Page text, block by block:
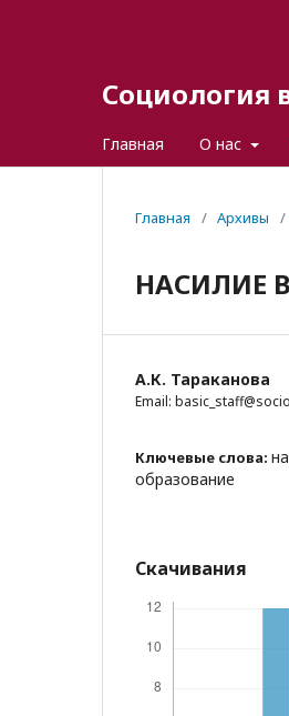
Социология
Главная О нас
Главная / Архивы /
НАСИЛИЕ
А.К. Тараканова
Email:
Ключевые слова:
образование
Скачивания